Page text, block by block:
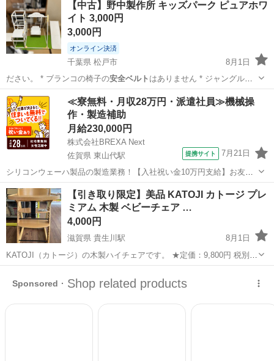
【中古】野中製作所 キッズパーク ピュアホワ
イト 3,000円
3,000円
オンライン決済
千葉県 松戸市
8月1日
ださい。 * ブランコの椅子の安全ベルト はありません * ジャングルジ
ムの…
千葉 松戸市 その他 キッズパーク
≪寮無料・月収28万円・派遣社員≫機械操
作・製造補助
月給230,000円
株式会社BREXA Next
佐賀県 東山代駅
提携サイト 7月21日
シリコンウェーハ製品の製造業務！【入社祝い金10万円支給】お友達
やカップルとの応募OK◎年間休日129日＆休出なしでプライベート充
実♪業務はクリーンルームで快適作業◎自社正社員登用制度あり★1食
300円～の格安食堂あり！《佐...
佐賀 伊万里市 東山代駅 その他
【引き取り限定】美品 KATOJI カトージ プレ
ミアム 木製 ベビーチェア …
4,000円
滋賀県 貴生川駅
8月1日
KATOJI（カトージ）の木製ハイチェアです。 ★定価：9,800円 税別
ナチュラルな木目がインテリアにも馴染みやすく、 テーブル付きなの
で離乳食やお食事、お絵かきなど幅広く活躍します。 【サイズ】 幅